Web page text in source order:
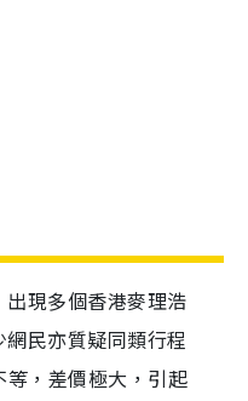
現多個香港麥理浩
民亦質疑同類行程
，差價極大，引起